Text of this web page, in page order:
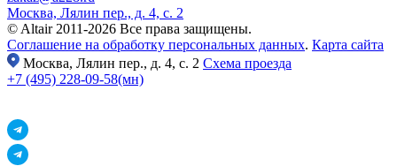
Москва, Лялин пер., д. 4, с. 2
© Altair 2011-2026 Все права защищены.
Соглашение на обработку персональных данных. Карта сайта
Москва, Лялин пер., д. 4, с. 2 Схема проезда
+7 (495) 228-09-58(мн)